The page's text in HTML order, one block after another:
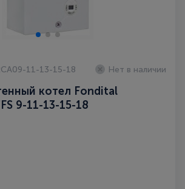
11-13-15-18 Нет в наличии
котел Fondital
9-11-13-15-18